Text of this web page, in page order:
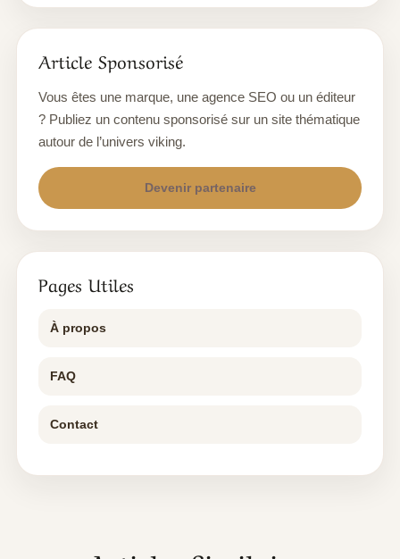
Article Sponsorisé
Vous êtes une marque, une agence SEO ou un éditeur
? Publiez un contenu sponsorisé sur un site thématique
autour de l’univers viking.
Devenir partenaire
Pages Utiles
À propos
FAQ
Contact